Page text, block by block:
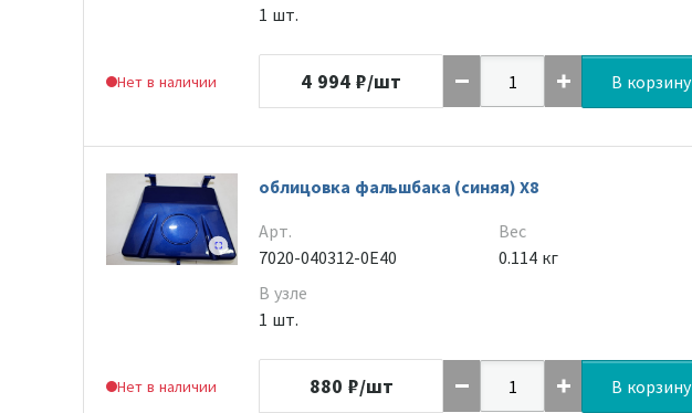
Нет в наличии
1 шт.
4 994 ₽/шт В корзину
Нет в наличии
облицовка фальшбака (синяя) X8
Арт.
7020-040312-0E40
В узле
1 шт.
Вес
0.114 кг
880 ₽/шт В корзину